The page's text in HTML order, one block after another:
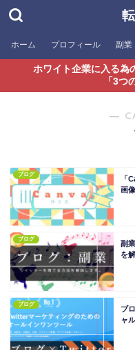
ホーム プロフィール 副業
ホワイト企業に入る為
「3つ
―
ブログ
「
画
ブログ
副
を
ブログ
ブ
ャ